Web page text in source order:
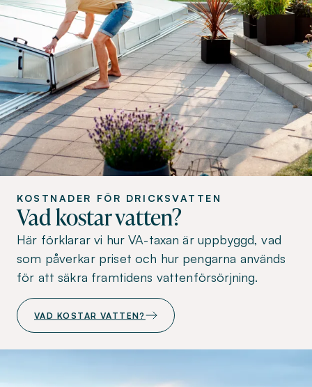
KOSTNADER FÖR DRICKSVATTEN
Vad kostar vatten?
Här förklarar vi hur VA-taxan är uppbyggd, vad
som påverkar priset och hur pengarna används
för att säkra framtidens vattenförsörjning.
VAD KOSTAR VATTEN?